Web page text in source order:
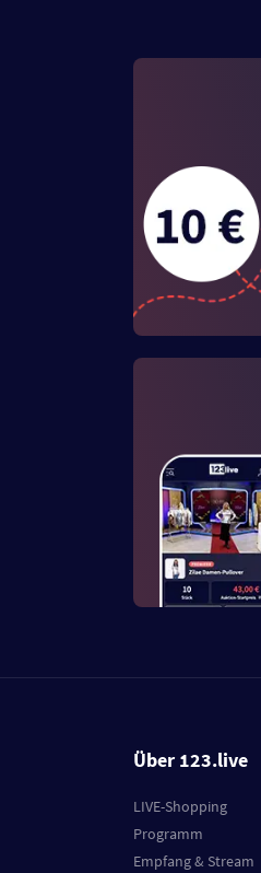
Über 123.live
LIVE-Shopping
Programm
Empfang & Stream